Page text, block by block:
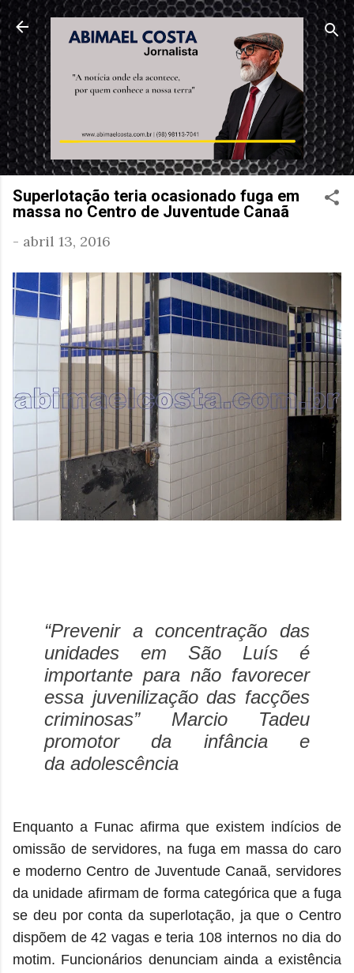
Pular para o conteúdo principal
Superlotação teria ocasionado fuga em
massa no Centro de Juventude Canaã
- abril 13, 2016
“Prevenir a concentração das
unidades em São Luís é
importante para não favorecer
essa juvenilização das facções
criminosas” Marcio Tadeu
promotor da infância e
da adolescência
Enquanto a Funac afirma que existem indícios de
omissão de servidores, na fuga em massa do caro
e moderno Centro de Juventude Canaã, servidores
da unidade afirmam de forma categórica que a fuga
se deu por conta da superlotação, ja que o Centro
dispõem de 42 vagas e teria 108 internos no dia do
motim. Funcionários denunciam ainda a existência